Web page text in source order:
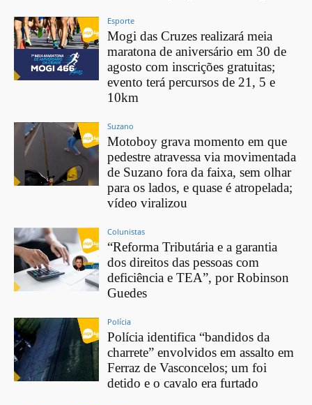
Esporte
Mogi das Cruzes realizará meia
maratona de aniversário em 30 de
agosto com inscrições gratuitas;
evento terá percursos de 21, 5 e
10km
Suzano
Motoboy grava momento em que
pedestre atravessa via movimentada
de Suzano fora da faixa, sem olhar
para os lados, e quase é atropelada;
vídeo viralizou
Colunistas
“Reforma Tributária e a garantia
dos direitos das pessoas com
deficiência e TEA”, por Robinson
Guedes
Polícia
Polícia identifica “bandidos da
charrete” envolvidos em assalto em
Ferraz de Vasconcelos; um foi
detido e o cavalo era furtado